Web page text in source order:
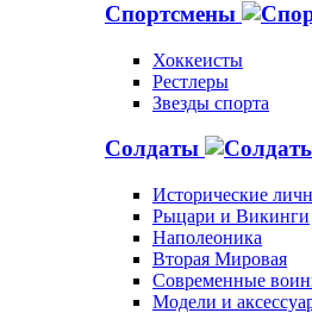
Спортсмены
Хоккеисты
Рестлеры
Звезды спорта
Солдаты
Исторические
Рыцари и Викинги
Наполеоника
Вторая Мировая
Современные
Модели и